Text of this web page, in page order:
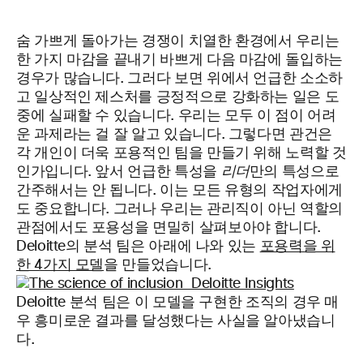
숨 가쁘게 돌아가는 경쟁이 치열한 환경에서 우리는
한 가지 마감을 끝내기 바쁘게 다음 마감에 돌입하는
경우가 많습니다. 그러다 보면 위에서 언급한 소소하
고 일상적인 제스처를 긍정적으로 강화하는 일은 도
중에 실패할 수 있습니다. 우리는 모두 이 점이 어려
운 과제라는 걸 잘 알고 있습니다. 그렇다면 관건은
각 개인이 더욱 포용적인 팀을 만들기 위해 노력할 것
인가입니다. 앞서 언급한 특성을 리더만의 특성으로
간주해서는 안 됩니다. 이는 모든 유형의 작업자에게
도 중요합니다. 그러나 우리는 관리직이 아닌 역할의
관점에서도 포용성을 면밀히 살펴보아야 합니다.
Deloitte의 분석 팀은 아래에 나와 있는 포용력을 위
한 4가지 모델을 만들었습니다.
Deloitte 분석 팀은 이 모델을 구현한 조직의 경우 매
우 흥미로운 결과를 달성했다는 사실을 알아냈습니
다.